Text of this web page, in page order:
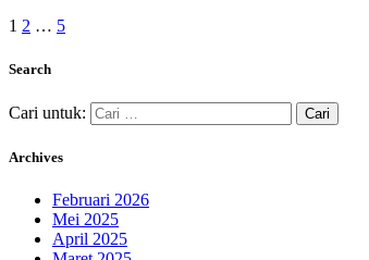
1 2 … 5
Search
Cari untuk:
Archives
Februari 2026
Mei 2025
April 2025